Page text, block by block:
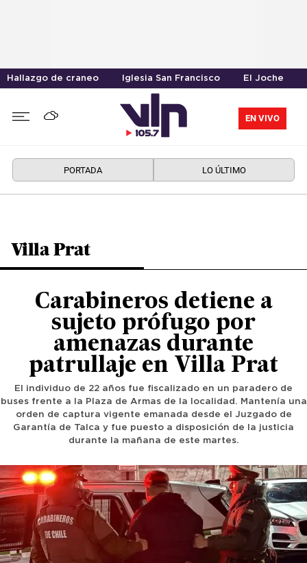
Hallazgo de craneo Iglesia San Francisco El Joche
EN VIVO
PORTADA LO ÚLTIMO
Villa Prat
Carabineros detiene a
sujeto prófugo por
amenazas durante
patrullaje en Villa Prat
El individuo de 22 años fue fiscalizado en un paradero de
buses frente a la Plaza de Armas de la localidad. Mantenía una
orden de captura vigente emanada desde el Juzgado de
Garantía de Talca y fue puesto a disposición de la justicia
durante la mañana de este martes.